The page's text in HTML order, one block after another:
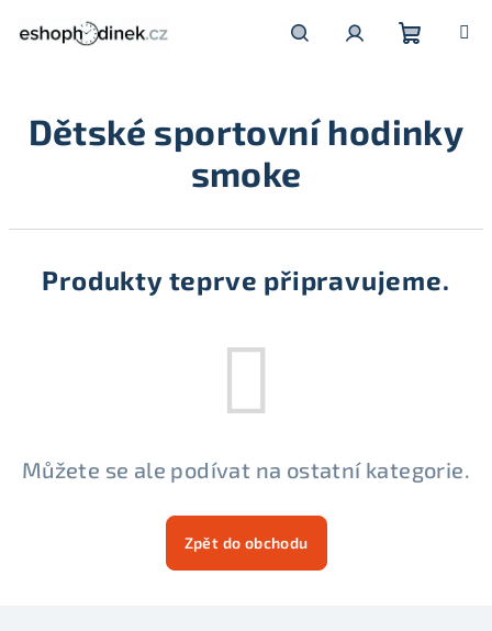
košík
Dětské sportovní hodinky
smoke
Produkty teprve připravujeme.
Můžete se ale podívat na ostatní kategorie.
Zpět do obchodu